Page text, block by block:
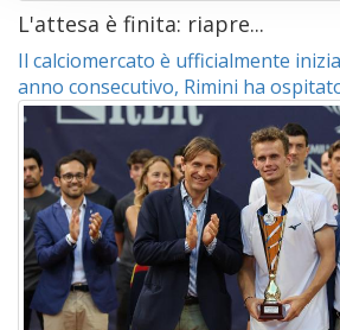
L'attesa è finita: riapre...
Il calciomercato è ufficialmente
anno consecutivo, Rimini ha